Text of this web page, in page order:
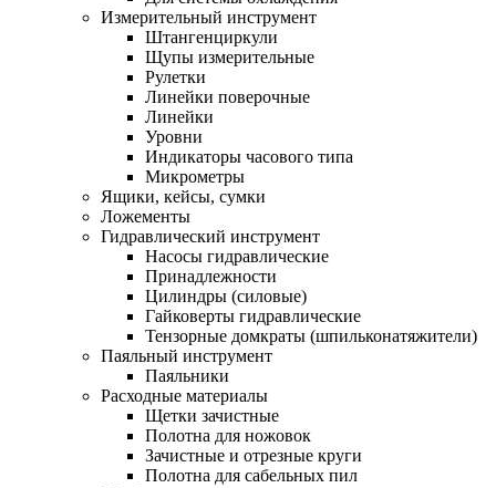
Измерительный инструмент
Штангенциркули
Щупы измерительные
Рулетки
Линейки поверочные
Линейки
Уровни
Индикаторы часового типа
Микрометры
Ящики, кейсы, сумки
Ложементы
Гидравлический инструмент
Насосы гидравлические
Принадлежности
Цилиндры (силовые)
Гайковерты гидравлические
Тензорные домкраты (шпильконатяжители)
Паяльный инструмент
Паяльники
Расходные материалы
Щетки зачистные
Полотна для ножовок
Зачистные и отрезные круги
Полотна для сабельных пил